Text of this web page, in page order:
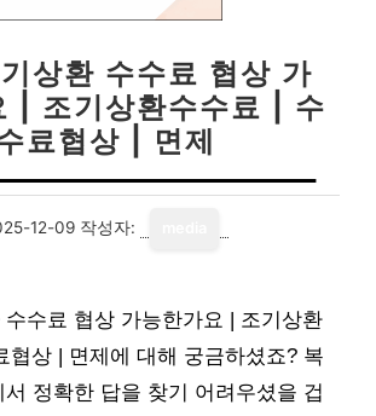
상환 수수료 협상 가
| 조기상환수수료 | 수
료협상 | 면제
12-09 작성자:
수료 협상 가능한가요 | 조기상환
협상 | 면제에 대해 궁금하셨죠? 복
정확한 답을 찾기 어려우셨을 겁